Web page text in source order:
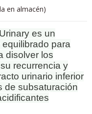
en almacén)
es un
para
disolver los
recurrencia y
urinario inferior
de subsaturación